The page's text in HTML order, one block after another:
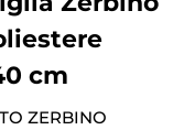
cm
ZERBINO